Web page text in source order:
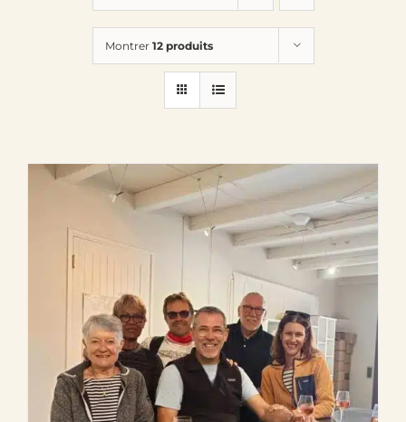
Montrer 12 produits